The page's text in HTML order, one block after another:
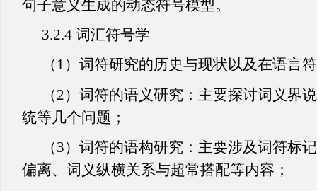
句子意义生成的动态符号模型。
3.2.4 词汇符号学
（1）词符研究的历史与现状以及在语言
（2）词符的语义研究：主要探讨词义界
统等几个问题；
（3）词符的语构研究：主要涉及词符标
偏离、词义纵横关系与超常搭配等内容；